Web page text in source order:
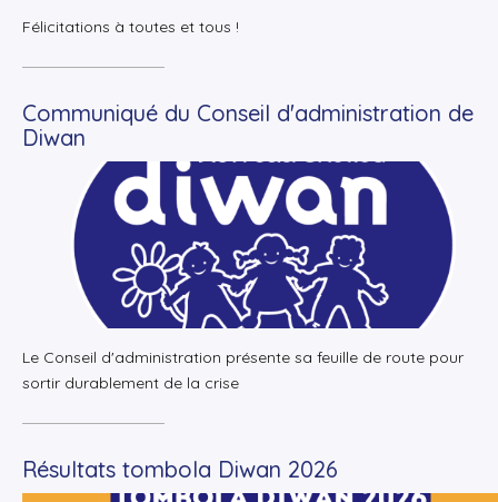
Félicitations à toutes et tous !
Communiqué du Conseil d'administration de
Diwan
+ Lire la suite
Le Conseil d'administration présente sa feuille de route pour
sortir durablement de la crise
Résultats tombola Diwan 2026